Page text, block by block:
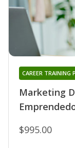
Marketing
CAREER TRAINING
$995.00